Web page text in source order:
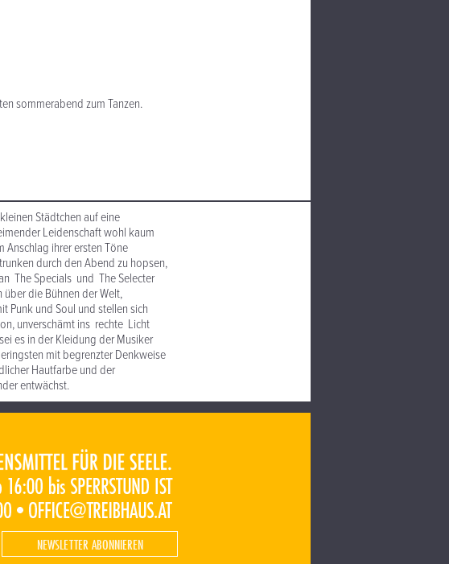
sommerabend zum Tanzen.
Städtchen auf eine
Leidenschaft wohl kaum
Anschlag ihrer ersten Töne
durch den Abend zu hopsen,
The Specials und The Selecter
die Bühnen der Welt,
Punk und Soul und stellen sich
unverschämt ins rechte Licht
es in der Kleidung der Musiker
mit begrenzter Denkweise
Hautfarbe und der
entwächst.
NEWSLETTER ABONNIEREN